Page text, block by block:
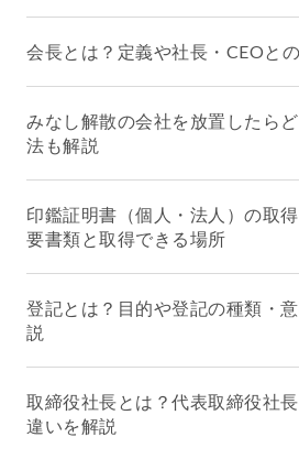
会長とは？定義や社長・CEOと
みなし解散の会社を放置したら
法も解説
印鑑証明書（個人・法人）の取
要書類と取得できる場所
登記とは？目的や登記の種類・
説
取締役社長とは？代表取締役社
違いを解説